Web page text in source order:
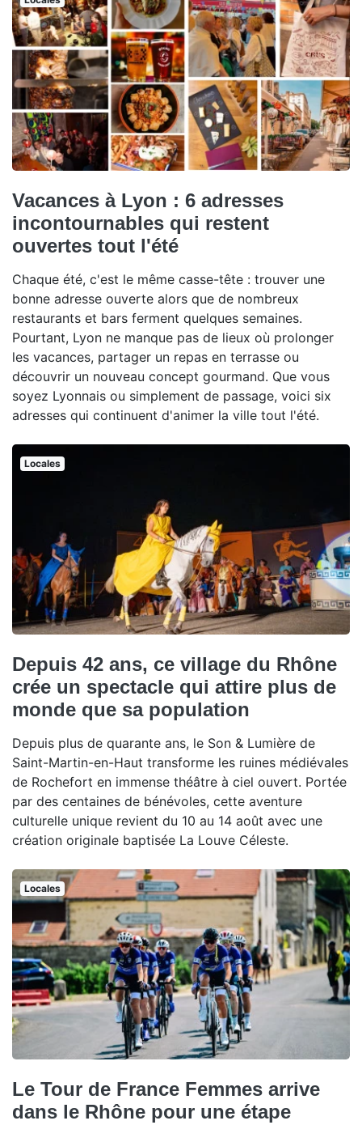
Vacances à Lyon : 6 adresses
incontournables qui restent
ouvertes tout l'été
Chaque été, c'est le même casse-tête : trouver une
bonne adresse ouverte alors que de nombreux
restaurants et bars ferment quelques semaines.
Pourtant, Lyon ne manque pas de lieux où prolonger
les vacances, partager un repas en terrasse ou
découvrir un nouveau concept gourmand. Que vous
soyez Lyonnais ou simplement de passage, voici six
adresses qui continuent d'animer la ville tout l'été.
Locales
Depuis 42 ans, ce village du Rhône
crée un spectacle qui attire plus de
monde que sa population
Depuis plus de quarante ans, le Son & Lumière de
Saint-Martin-en-Haut transforme les ruines médiévales
de Rochefort en immense théâtre à ciel ouvert. Portée
par des centaines de bénévoles, cette aventure
culturelle unique revient du 10 au 14 août avec une
création originale baptisée La Louve Céleste.
Locales
Le Tour de France Femmes arrive
dans le Rhône pour une étape